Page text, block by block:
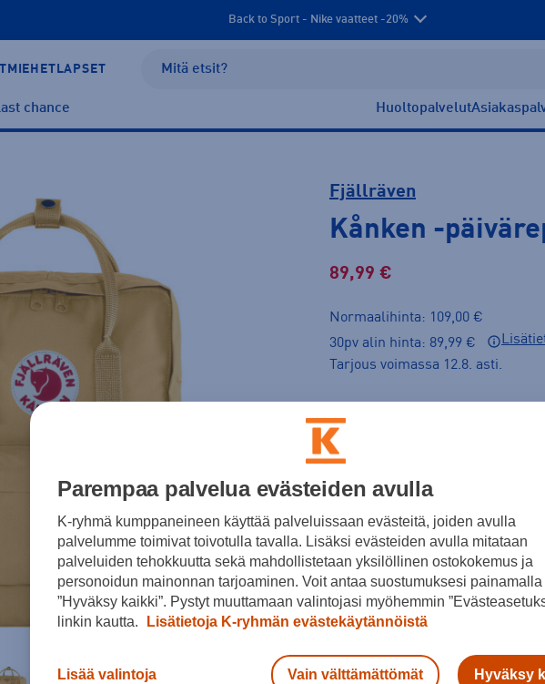
Back to Sport - Nike vaatteet -20%
MIEHET LAPSET
chance Huoltopalvelut
Fjällräven
Kånken -
89,99 €
Normaalihinta: 109,00 €
30pv alin hinta: 89,99 €
Tarjous voimassa 12.8. asti.
Keltainen
Parempaa palvelua evästeiden avulla
K-ryhmä kumppaneineen käyttää palveluissaan evästeitä, joiden avulla
palvelumme toimivat toivotulla tavalla. Lisäksi evästeiden avulla mitataan
palveluiden tehokkuutta sekä mahdollistetaan yksilöllinen ostokokemus ja
personoidun mainonnan tarjoaminen. Voit antaa suostumuksesi painamalla
”Hyväksy kaikki”. Pystyt muuttamaan valintojasi myöhemmin
linkin kautta.
Lisätietoja K-ryhmän evästekäytännöistä
Lisää valintoja Vain välttämättömät Hyväksy